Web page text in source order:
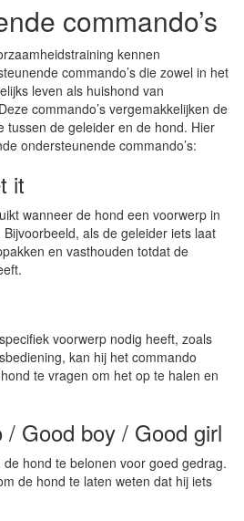
commando’s
kennen
commando’s die zowel in het
leven als huishond van
commando’s vergemakkelijken de
tussen de geleider en de hond. Hier
ondersteunende commando’s:
it
wanneer de hond een voorwerp in
als de geleider iets laat
en vasthouden totdat de
voorwerp nodig heeft, zoals
kan hij het commando
te vragen om het op te halen en
Good boy / Good girl
de hond te belonen voor goed gedrag.
de hond te laten weten dat hij iets